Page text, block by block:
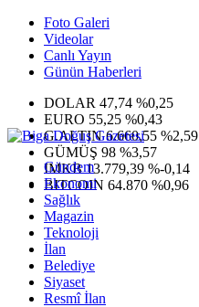
Foto Galeri
Videolar
Canlı Yayın
Günün Haberleri
DOLAR 47,74 %0,25
EURO 55,25 %0,43
G.ALTIN6.660,55 %2,59
GÜMÜŞ 98 %3,57
IMKB13.779,39 %-0,14
BITCOIN 64.870 %0,96
Gündem
Ekonomi
Sağlık
Magazin
Teknoloji
İlan
Belediye
Siyaset
Resmî İlan